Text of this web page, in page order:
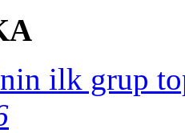
ilk grup